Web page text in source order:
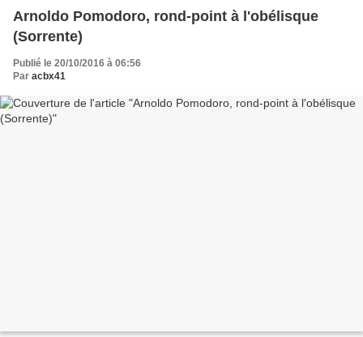
Arnoldo Pomodoro, rond-point à l'obélisque
(Sorrente)
Publié le 20/10/2016 à 06:56
Par acbx41